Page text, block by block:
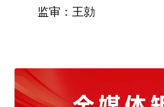
监审：王勍